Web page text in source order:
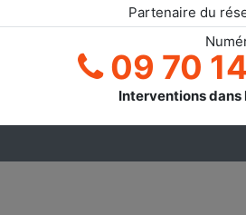
Partenaire du
09 70
Interventions dans